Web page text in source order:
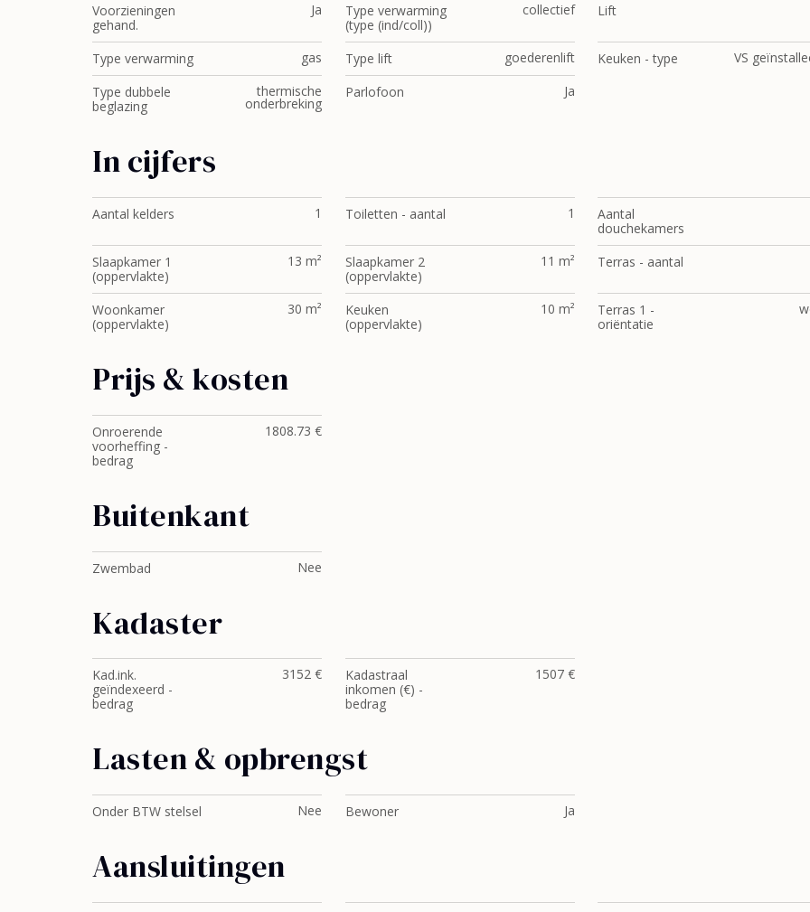
Voorzieningen
gehand.
Ja
Type verwarming
(type (ind/coll))
collectief Lift
Type verwarming gas Type lift goederenlift Keuken - type
VS
Type dubbele
beglazing
thermische
onderbreking
Parlofoon Ja
In cijfers
Aantal kelders 1 Toiletten - aantal 1
Aantal
douchekamers
Slaapkamer 1
(oppervlakte)
13 m²
Slaapkamer 2
(oppervlakte)
11 m² Terras - aantal
Woonkamer
(oppervlakte)
30 m²
Keuken
(oppervlakte)
10 m²
Terras 1 -
oriëntatie
Prijs & kosten
Onroerende
voorheffing -
bedrag
1808.73 €
Buitenkant
Zwembad Nee
Kadaster
Kad.ink.
geïndexeerd -
bedrag
3152 €
Kadastraal
inkomen (€) -
bedrag
1507 €
Lasten & opbrengst
Onder BTW stelsel Nee Bewoner Ja
Aansluitingen